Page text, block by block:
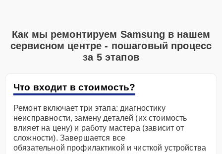
Как мы ремонтируем Samsung в нашем
сервисном центре - пошаговый процесс
за 5 этапов
Что входит в стоимость?
Ремонт включает три этапа: диагностику
неисправности, замену деталей (их стоимость
влияет на цену) и работу мастера (зависит от
сложности). Завершается все
обязательной профилактикой и чисткой устройства